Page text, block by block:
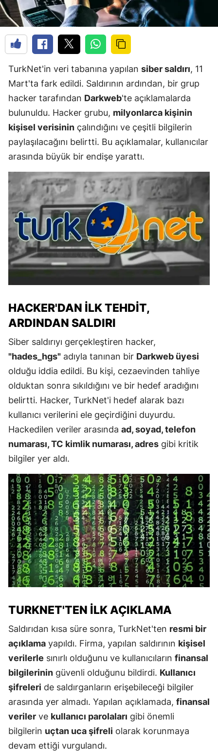
TurkNet'in veri tabanına yapılan siber saldırı, 11
Mart'ta fark edildi. Saldırının ardından, bir grup
hacker tarafından Darkweb'te açıklamalarda
bulunuldu. Hacker grubu, milyonlarca kişinin
kişisel verisinin çalındığını ve çeşitli bilgilerin
paylaşılacağını belirtti. Bu açıklamalar, kullanıcılar
arasında büyük bir endişe yarattı.
HACKER'DAN İLK TEHDIT,
ARDINDAN SALDIRI
Siber saldırıyı gerçekleştiren hacker,
"hades_hgs" adıyla tanınan bir Darkweb üyesi
olduğu iddia edildi. Bu kişi, cezaevinden tahliye
olduktan sonra sıkıldığını ve bir hedef aradığını
belirtti. Hacker, TurkNet'i hedef alarak bazı
kullanıcı verilerini ele geçirdiğini duyurdu.
Hackedilen veriler arasında ad, soyad, telefon
numarası, TC kimlik numarası, adres gibi kritik
bilgiler yer aldı.
TURKNET'TEN İLK AÇIKLAMA
Saldırıdan kısa süre sonra, TurkNet'ten resmi bir
açıklama yapıldı. Firma, yapılan saldırının kişisel
verilerle sınırlı olduğunu ve kullanıcıların finansal
bilgilerinin güvenli olduğunu bildirdi. Kullanıcı
şifreleri de saldırganların erişebileceği bilgiler
arasında yer almadı. Yapılan açıklamada, finansal
veriler ve kullanıcı parolaları gibi önemli
bilgilerin uçtan uca şifreli olarak korunmaya
devam ettiği vurgulandı.